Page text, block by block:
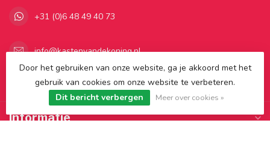
+31 (0)6 48 49 40 73
info@kastenvandekoning.nl
Categorieën
Informatie
Door het gebruiken van onze website, ga je akkoord met het
gebruik van cookies om onze website te verbeteren.
Dit bericht verbergen
Meer over cookies »